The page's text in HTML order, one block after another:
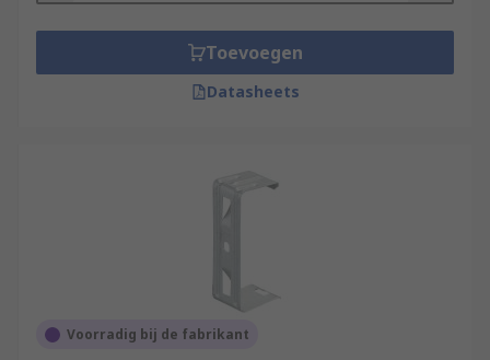
Toevoegen
Datasheets
Voorradig bij de fabrikant